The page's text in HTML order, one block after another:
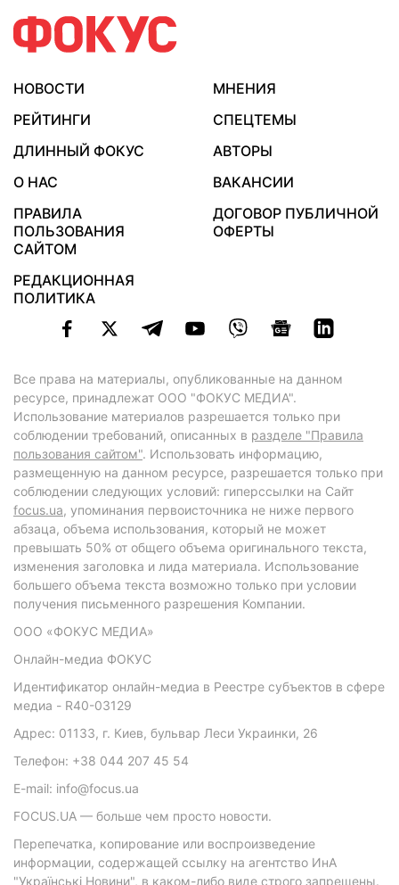
НОВОСТИ
МНЕНИЯ
РЕЙТИНГИ
СПЕЦТЕМЫ
ДЛИННЫЙ ФОКУС
АВТОРЫ
О НАС
ВАКАНСИИ
ПРАВИЛА
ПОЛЬЗОВАНИЯ
САЙТОМ
ДОГОВОР ПУБЛИЧНОЙ
ОФЕРТЫ
РЕДАКЦИОННАЯ
ПОЛИТИКА
Все права на материалы, опубликованные на данном
ресурсе, принадлежат ООО "ФОКУС МЕДИА".
Использование материалов разрешается только при
соблюдении требований, описанных в разделе "Правила
пользования сайтом". Использовать информацию,
размещенную на данном ресурсе, разрешается только при
соблюдении следующих условий: гиперссылки на Сайт
focus.ua, упоминания первоисточника не ниже первого
абзаца, объема использования, который не может
превышать 50% от общего объема оригинального текста,
изменения заголовка и лида материала. Использование
большего объема текста возможно только при условии
получения письменного разрешения Компании.
ООО «ФОКУС МЕДИА»
Онлайн-медиа ФОКУС
Идентификатор онлайн-медиа в Реестре субъектов в сфере
медиа - R40-03129
Адрес: 01133, г. Киев, бульвар Леси Украинки, 26
Телефон: +38 044 207 45 54
E-mail: info@focus.ua
FOCUS.UA — больше чем просто новости.
Перепечатка, копирование или воспроизведение
информации, содержащей ссылку на агентство ИнА
"Українські Новини", в каком-либо виде строго запрещены.